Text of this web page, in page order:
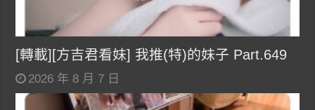
[轉載][方吉君看妹] 我推(特)的妹子 Part.649
2026 年 8 月 7 日